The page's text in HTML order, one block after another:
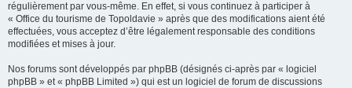
régulièrement par vous-même. En effet, si vous continuez à participer à
« Office du tourisme de Topoldavie » après que des modifications aient été
effectuées, vous acceptez d’être légalement responsable des conditions
modifiées et mises à jour.
Nos forums sont développés par phpBB (désignés ci-après par « logiciel
phpBB » et « phpBB Limited ») qui est un logiciel de forum de discussions